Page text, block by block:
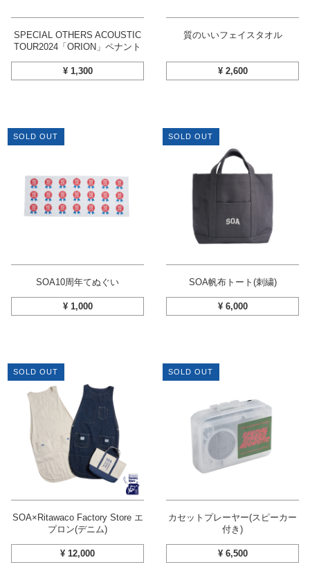
SPECIAL OTHERS ACOUSTIC
TOUR2024「ORION」ペナント
¥ 1,300
質のいいフェイスタオル
¥ 2,600
SOLD OUT
SOA10周年てぬぐい
¥ 1,000
SOLD OUT
SOA帆布トート(刺繍)
¥ 6,000
SOLD OUT
SOA×Ritawaco Factory Store エ
プロン(デニム)
¥ 12,000
SOLD OUT
カセットプレーヤー(スピーカー
付き)
¥ 6,500